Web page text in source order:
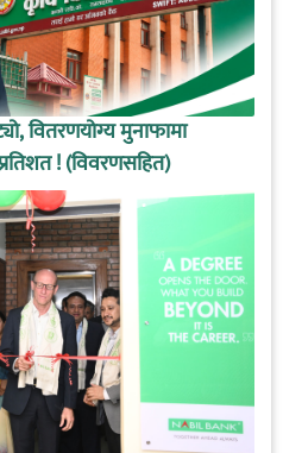
वितरणयोग्य मुनाफामा
! (विवरणसहित)